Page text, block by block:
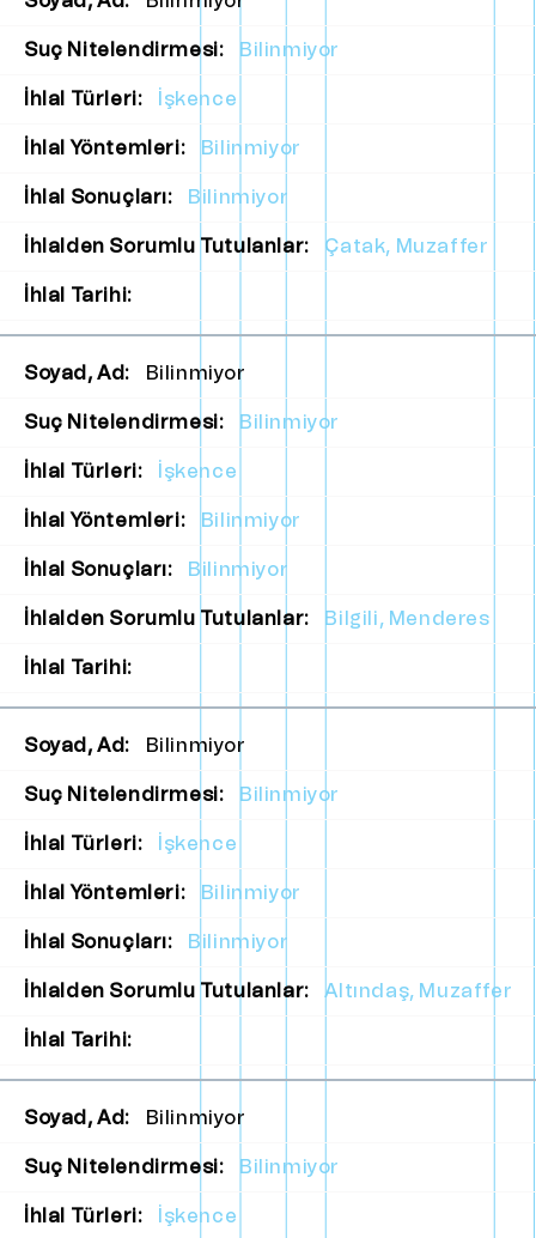
Suç Nitelendirmesi: Bilinmiyor
İhlal Türleri: İşkence
İhlal Yöntemleri: Bilinmiyor
İhlal Sonuçları: Bilinmiyor
İhlalden Sorumlu Tutulanlar: Çatak, Muzaffer
İhlal Tarihi:
Soyad, Ad: Bilinmiyor
Suç Nitelendirmesi: Bilinmiyor
İhlal Türleri: İşkence
İhlal Yöntemleri: Bilinmiyor
İhlal Sonuçları: Bilinmiyor
İhlalden Sorumlu Tutulanlar: Bilgili, Menderes
İhlal Tarihi:
Soyad, Ad: Bilinmiyor
Suç Nitelendirmesi: Bilinmiyor
İhlal Türleri: İşkence
İhlal Yöntemleri: Bilinmiyor
İhlal Sonuçları: Bilinmiyor
İhlalden Sorumlu Tutulanlar: Altındaş, Muzaffer
İhlal Tarihi:
Soyad, Ad: Bilinmiyor
Suç Nitelendirmesi: Bilinmiyor
İhlal Türleri: İşkence